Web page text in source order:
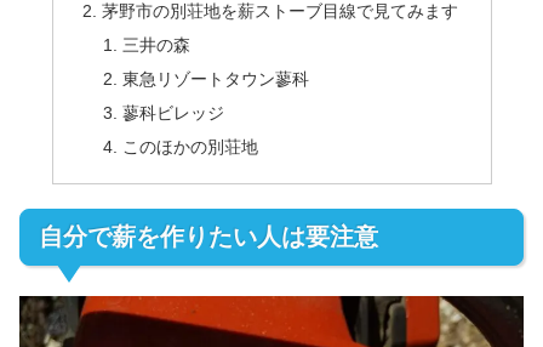
茅野市の別荘地を薪ストーブ目線で見てみます
三井の森
東急リゾートタウン蓼科
蓼科ビレッジ
このほかの別荘地
自分で薪を作りたい人は要注意